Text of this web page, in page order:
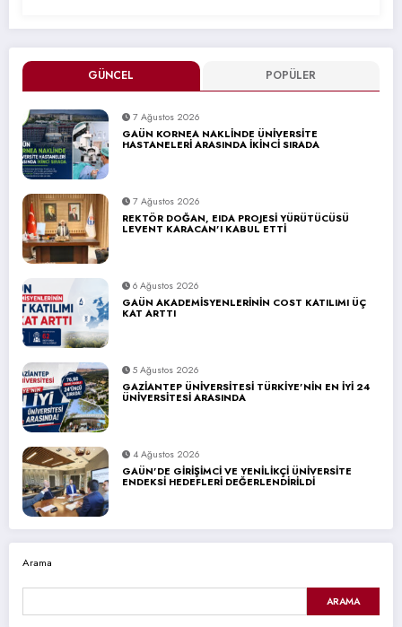
GÜNCEL POPÜLER
7 Ağustos 2026
GAÜN KORNEA NAKLİNDE ÜNİVERSİTE
HASTANELERİ ARASINDA İKİNCİ SIRADA
7 Ağustos 2026
REKTÖR DOĞAN, EIDA PROJESİ YÜRÜTÜCÜSÜ
LEVENT KARACAN’I KABUL ETTİ
6 Ağustos 2026
GAÜN AKADEMİSYENLERİNİN COST KATILIMI ÜÇ
KAT ARTTI
5 Ağustos 2026
GAZİANTEP ÜNİVERSİTESİ TÜRKİYE’NİN EN İYİ 24
ÜNİVERSİTESİ ARASINDA
4 Ağustos 2026
GAÜN’DE GİRİŞİMCİ VE YENİLİKÇİ ÜNİVERSİTE
ENDEKSİ HEDEFLERİ DEĞERLENDİRİLDİ
Arama
ARAMA